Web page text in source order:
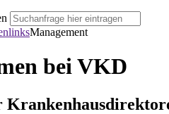
Management
bei VKD